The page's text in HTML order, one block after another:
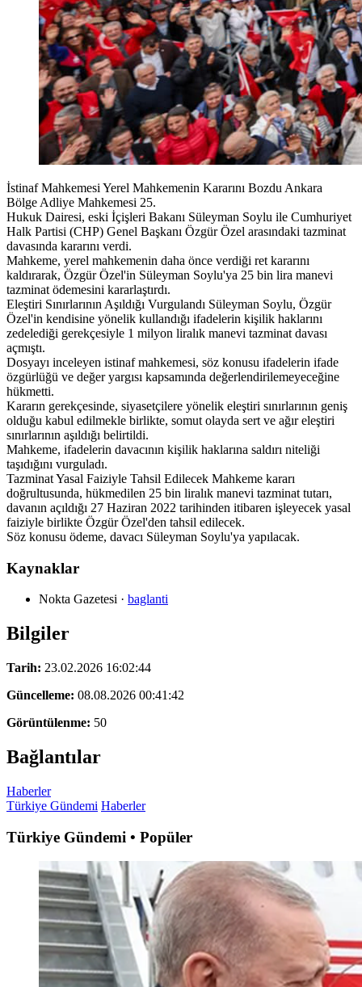
İstinaf Mahkemesi Yerel Mahkemenin Kararını Bozdu Ankara
Bölge Adliye Mahkemesi 25.
Hukuk Dairesi, eski İçişleri Bakanı Süleyman Soylu ile Cumhuriyet
Halk Partisi (CHP) Genel Başkanı Özgür Özel arasındaki tazminat
davasında kararını verdi.
Mahkeme, yerel mahkemenin daha önce verdiği ret kararını
kaldırarak, Özgür Özel'in Süleyman Soylu'ya 25 bin lira manevi
tazminat ödemesini kararlaştırdı.
Eleştiri Sınırlarının Aşıldığı Vurgulandı Süleyman Soylu, Özgür
Özel'in kendisine yönelik kullandığı ifadelerin kişilik haklarını
zedelediği gerekçesiyle 1 milyon liralık manevi tazminat davası
açmıştı.
Dosyayı inceleyen istinaf mahkemesi, söz konusu ifadelerin ifade
özgürlüğü ve değer yargısı kapsamında değerlendirilemeyeceğine
hükmetti.
Kararın gerekçesinde, siyasetçilere yönelik eleştiri sınırlarının geniş
olduğu kabul edilmekle birlikte, somut olayda sert ve ağır eleştiri
sınırlarının aşıldığı belirtildi.
Mahkeme, ifadelerin davacının kişilik haklarına saldırı niteliği
taşıdığını vurguladı.
Tazminat Yasal Faiziyle Tahsil Edilecek Mahkeme kararı
doğrultusunda, hükmedilen 25 bin liralık manevi tazminat tutarı,
davanın açıldığı 27 Haziran 2022 tarihinden itibaren işleyecek yasal
faiziyle birlikte Özgür Özel'den tahsil edilecek.
Söz konusu ödeme, davacı Süleyman Soylu'ya yapılacak.
Kaynaklar
Nokta Gazetesi · baglanti
Bilgiler
Tarih: 23.02.2026 16:02:44
Güncelleme: 08.08.2026 00:41:42
Görüntülenme: 50
Bağlantılar
Haberler
Türkiye Gündemi Haberler
Türkiye Gündemi • Popüler